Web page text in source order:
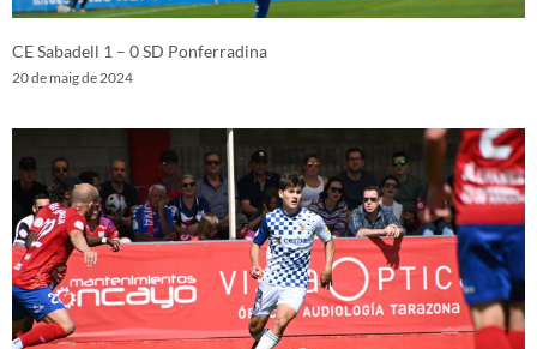
CE Sabadell 1 – 0 SD Ponferradina
20 de maig de 2024